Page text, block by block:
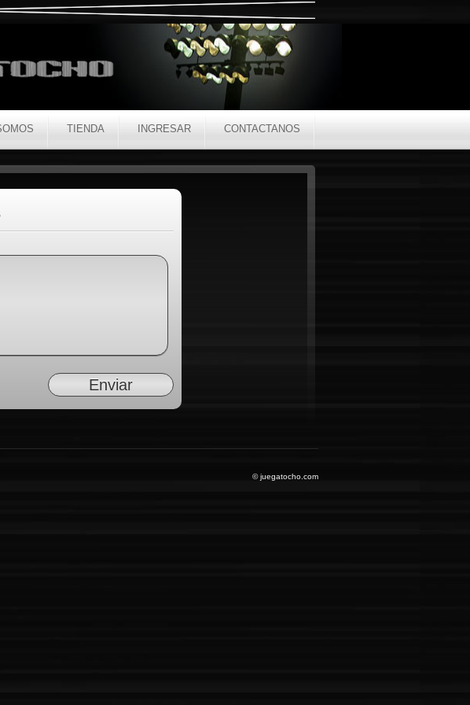
TIENDA INGRESAR CONTACTANOS
© juegatocho.com